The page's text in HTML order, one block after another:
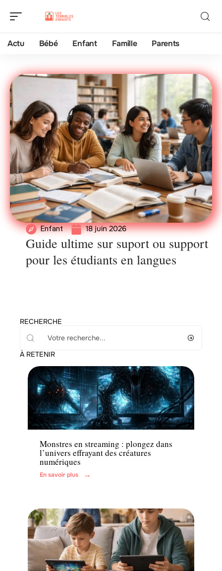
Actu Bébé Enfant Famille Parents
Enfant 18 juin 2026
Guide ultime sur suport ou support
pour les étudiants en langues
RECHERCHE
À RETENIR
Actu
Monstres en streaming : plongez dans
l’univers effrayant des créatures
numériques
En savoir plus
Parents